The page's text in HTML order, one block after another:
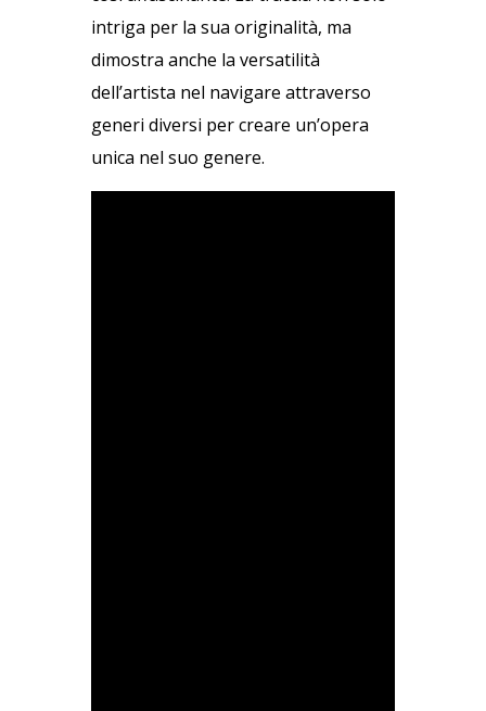
intriga per la sua originalità, ma
dimostra anche la versatilità
dell’artista nel navigare attraverso
generi diversi per creare un’opera
unica nel suo genere.